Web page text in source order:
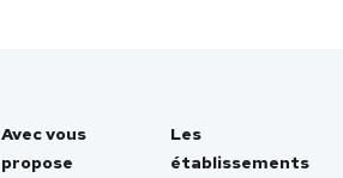
Avec vous
propose
Les
établissements